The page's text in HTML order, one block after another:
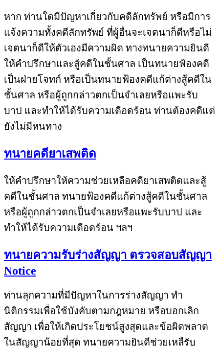
หาก ท่านใดมีปัญหาเกี่ยวกับคดีลักทรัพย์ หรือมีการ
แจ้งความทั้งคดีลักทรัพย์ ที่ผู้อื่นจะเจตนาก็ดีหรือไม่
เจตนาก็ดีให้ตัวเองมีความผิด ทางทนายความยินดี
ให้คำปรึกษาและสู้คดีในชั้นศาล เป็นทนายฟ้องคดี
เป็นฝ่ายโจทก์ หรือเป็นทนายฟ้องคดีแก้ต่างสู้คดีใน
ชั้นศาล หรือผู้ถูกกล่าวตกเป็นจำเลยหรือแพะรับ
บาป และทำให้ได้รับความเดือดร้อน ท่านต้องคดีแต่
ยังไม่มีหนทาง
ทนายคดียาเสพติด
ให้คำปรึกษาให้ความช่วยเหลือคดียาเสพติดและสู้
คดีในชั้นศาล ทนายฟ้องคดีแก้ต่างสู้คดีในชั้นศาล
หรือผู้ถูกกล่าวตกเป็นจำเลยหรือแพะรับบาป และ
ทำให้ได้รับความเดือดร้อน ฯลฯ
ทนายความรับร่างสัญญา ตรวจสอบสัญญา
Notice
ท่านลุกความที่มีปัญหาในการร่างสัญญา ทำ
นิติกรรมเพื่อใช้บังคับตามกฎหมาย หรือบอกเลิก
สัญญา เพื่อให้เกิดประโยชน์สูงสุดและข้อผิดพลาด
ในสัญญาน้อยที่สุด ทนายความยินดีช่วยเหลืรับ